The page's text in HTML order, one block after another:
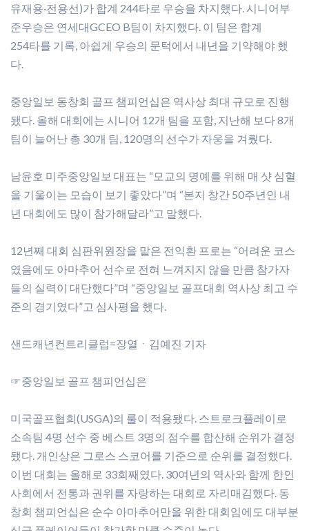
유재용·전용선)가 합계 244타로 우승을 차지했다. 시니어부
준우승은 연세대GCEO B팀이 차지했다. 이 팀은 합계
254타를 기록, 아쉽게 우승의 문턱에서 내년을 기약해야 했
다.
중앙일보 동창회 골프 챔피언십은 역사상 최대 규모로 진행
됐다. 올해 대회에는 시니어 12개 팀을 포함, 지난해 보다 8개
팀이 늘어난 총 30개 팀, 120명의 선수가 자웅을 겨뤘다.
남윤호 미주중앙일보 대표는 “모교의 명예를 위해 매 샷 심혈
을 기울이는 모습이 보기 좋았다”며 “본지 창간 50주년인 내
년 대회에도 많이 참가해달라”고 말했다.
12년째 대회 심판위원장을 맡은 전익환 프로는 “어려운 코스
였음에도 아마추어 선수로 전혀 느껴지지 않을 만큼 참가자
들의 실력이 대단했다”며 “중앙일보 골프대회 역사상 최고 수
준의 경기였다”고 심사평을 했다.
샌드캐년컨트리클럽=장열ㆍ김예진 기자
☞중앙일보 골프 챔피언십은
미국골프협회(USGA)의 룰이 적용됐다. 스트로크플레이로
소속팀 4명 선수 중 베스트 3명의 점수를 합산해 순위가 결정
됐다. 개인상은 그로스 스코어를 기준으로 순위를 결정했다.
이번 대회는 올해로 33회째였다. 30여년의 역사와 함께 한인
사회에서 전통과 권위를 자랑하는 대회로 자리매김했다. 동
창회 챔피언십은 순수 아마추어만을 위한 대회임에도 대부분